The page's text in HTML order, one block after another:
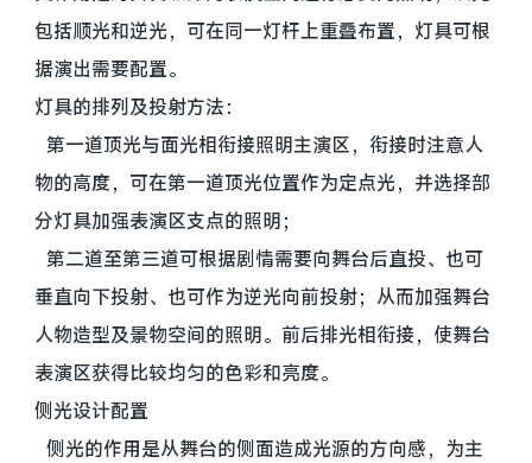
包括顺光和逆光，可在同一灯杆上重叠布置，灯具可根
据演出需要配置。
灯具的排列及投射方法：
第一道顶光与面光相衔接照明主演区，衔接时注意人
物的高度，可在第一道顶光位置作为定点光，并选择部
分灯具加强表演区支点的照明；
第二道至第三道可根据剧情需要向舞台后直投、也可
垂直向下投射、也可作为逆光向前投射；从而加强舞台
人物造型及景物空间的照明。前后排光相衔接，使舞台
表演区获得比较均匀的色彩和亮度。
侧光设计配置
侧光的作用是从舞台的侧面造成光源的方向感，为主